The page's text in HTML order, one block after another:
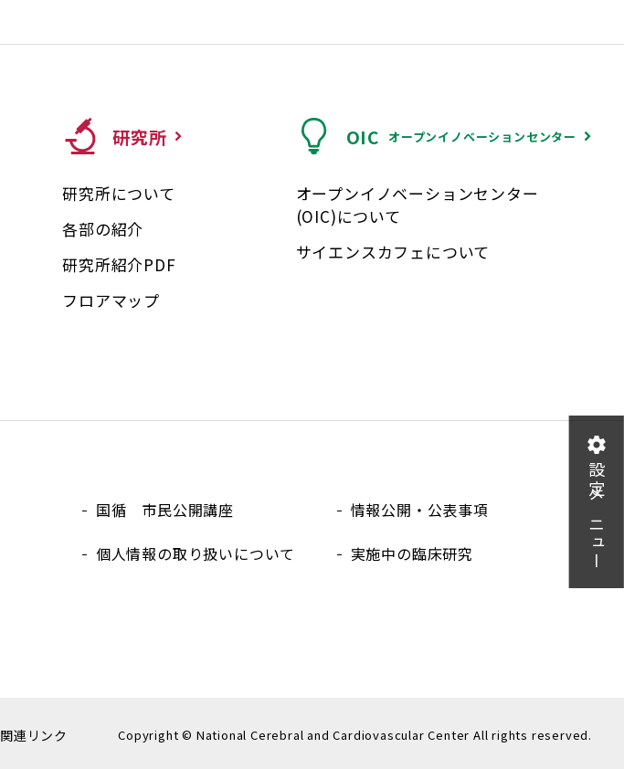
研究所
研究所について
各部の紹介
研究所紹介PDF
フロアマップ
OIC オープンイノベーションセンター
オープンイノベーションセンター
(OIC)について
サイエンスカフェについて
国循 市民公開講座
情報公開・公表事項
個人情報の取り扱いについて
実施中の臨床研究
関連リンク Copyright © National Cerebral and Cardiovascular Center All rights reserved.
設定メニュー